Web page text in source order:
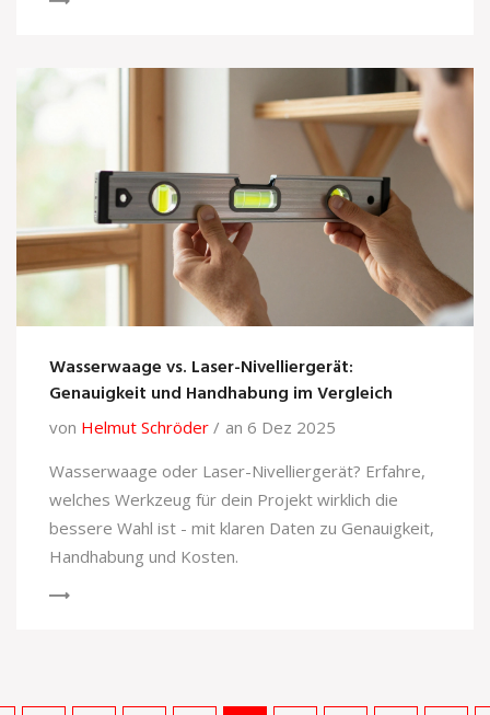
Wasserwaage vs. Laser-Nivelliergerät:
Genauigkeit und Handhabung im Vergleich
von Helmut Schröder
an 6 Dez 2025
Wasserwaage oder Laser-Nivelliergerät? Erfahre,
welches Werkzeug für dein Projekt wirklich die
bessere Wahl ist - mit klaren Daten zu Genauigkeit,
Handhabung und Kosten.